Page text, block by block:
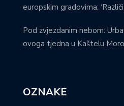
europskim gradovima:
Pod zvjezdanim nebom:
ovoga tjedna u Kaštelu
OZNAKE